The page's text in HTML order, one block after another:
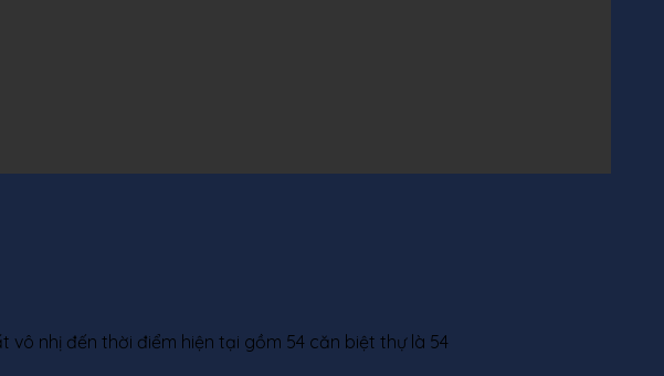
nhị đến thời điểm hiện tại gồm 54 căn biệt thự là 54